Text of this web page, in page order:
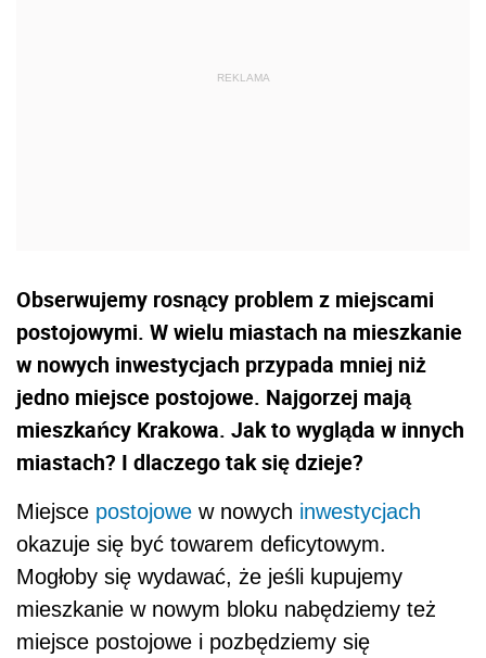
Obserwujemy rosnący problem z miejscami
postojowymi. W wielu miastach na mieszkanie
w nowych inwestycjach przypada mniej niż
jedno miejsce postojowe. Najgorzej mają
mieszkańcy Krakowa. Jak to wygląda w innych
miastach? I dlaczego tak się dzieje?
Miejsce postojowe w nowych inwestycjach
okazuje się być towarem deficytowym.
Mogłoby się wydawać, że jeśli kupujemy
mieszkanie w nowym bloku nabędziemy też
miejsce postojowe i pozbędziemy się